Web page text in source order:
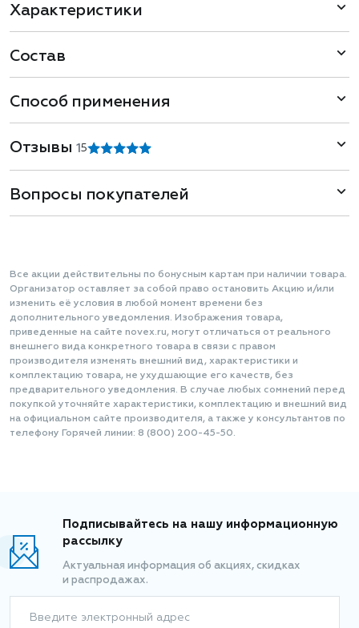
Характеристики
Состав
Способ применения
Отзывы1 5
Вопросы покупателей
Все акции действительны по бонусным картам при наличии товара.
Организатор оставляет за собой право остановить Акцию и/или
изменить её условия в любой момент времени без
дополнительного уведомления. Изображения товара,
приведенные на сайте novex.ru, могут отличаться от реального
внешнего вида конкретного товара в связи с правом
производителя изменять внешний вид, характеристики и
комплектацию товара, не ухудшающие его качеств, без
предварительного уведомления. В случае любых сомнений перед
покупкой уточняйте характеристики, комплектацию и внешний вид
на официальном сайте производителя, а также у консультантов по
телефону Горячей линии: 8 (800) 200-45-50.
Подписывайтесь на нашу информационную
рассылку
Актуальная информация об акциях, скидках
и распродажах.
Введите электронный адрес